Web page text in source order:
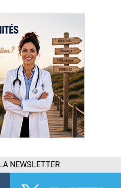
NEWSLETTER